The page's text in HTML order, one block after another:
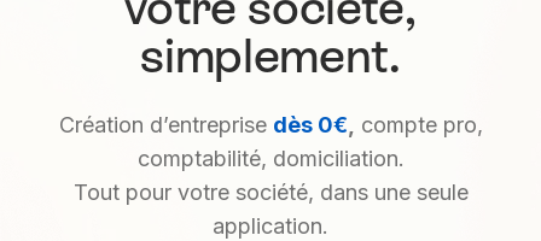
simplement.
Création d’entreprise dès 0€
compte pro,
comptabilité, domiciliation.
Tout pour votre société, dans une seule
application.